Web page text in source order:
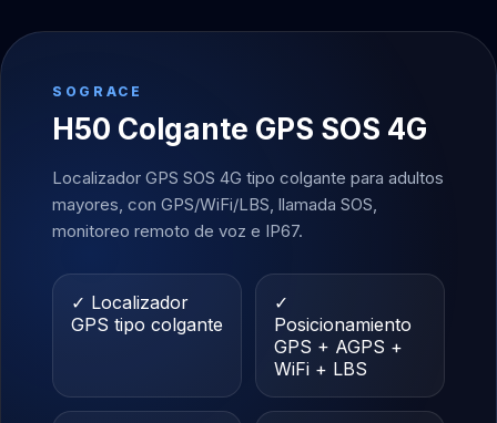
SOGRACE
H50 Colgante GPS SOS 4G
Localizador GPS SOS 4G tipo colgante para adultos
mayores, con GPS/WiFi/LBS, llamada SOS,
monitoreo remoto de voz e IP67.
✓ Localizador
GPS tipo colgante
✓
Posicionamiento
GPS + AGPS +
WiFi + LBS